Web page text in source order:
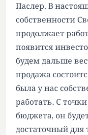
Паслер. В
собственности
продолжает
появится
будем дальше
продажа
была у нас
работать. С
бюджета, он
достаточный для